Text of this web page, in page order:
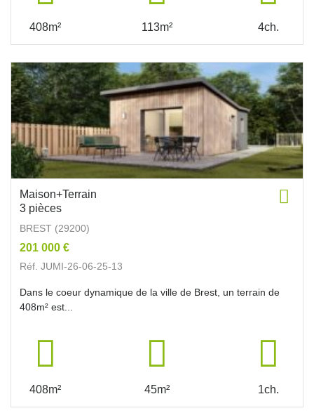
408m² 113m² 4ch.
Maison+Terrain
3 pièces
BREST (29200)
201 000 €
Réf. JUMI-26-06-25-13
Dans le coeur dynamique de la ville de Brest, un terrain de
408m² est...
408m² 45m² 1ch.